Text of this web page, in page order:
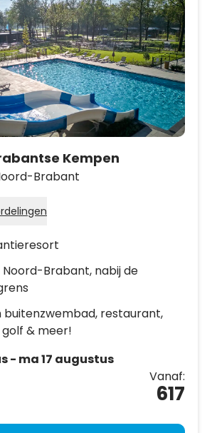
Kempen
Brabant
Noord-Brabant, nabij de
buitenzwembad, restaurant,
& meer!
- ma 17 augustus
Vanaf:
617